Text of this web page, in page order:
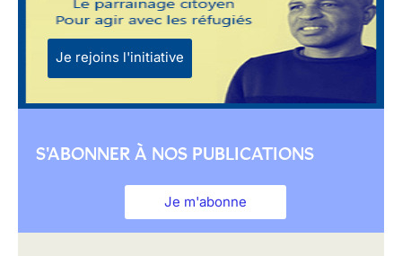
Je rejoins l'initiative
S'ABONNER À NOS PUBLICATIONS
Je m'abonne